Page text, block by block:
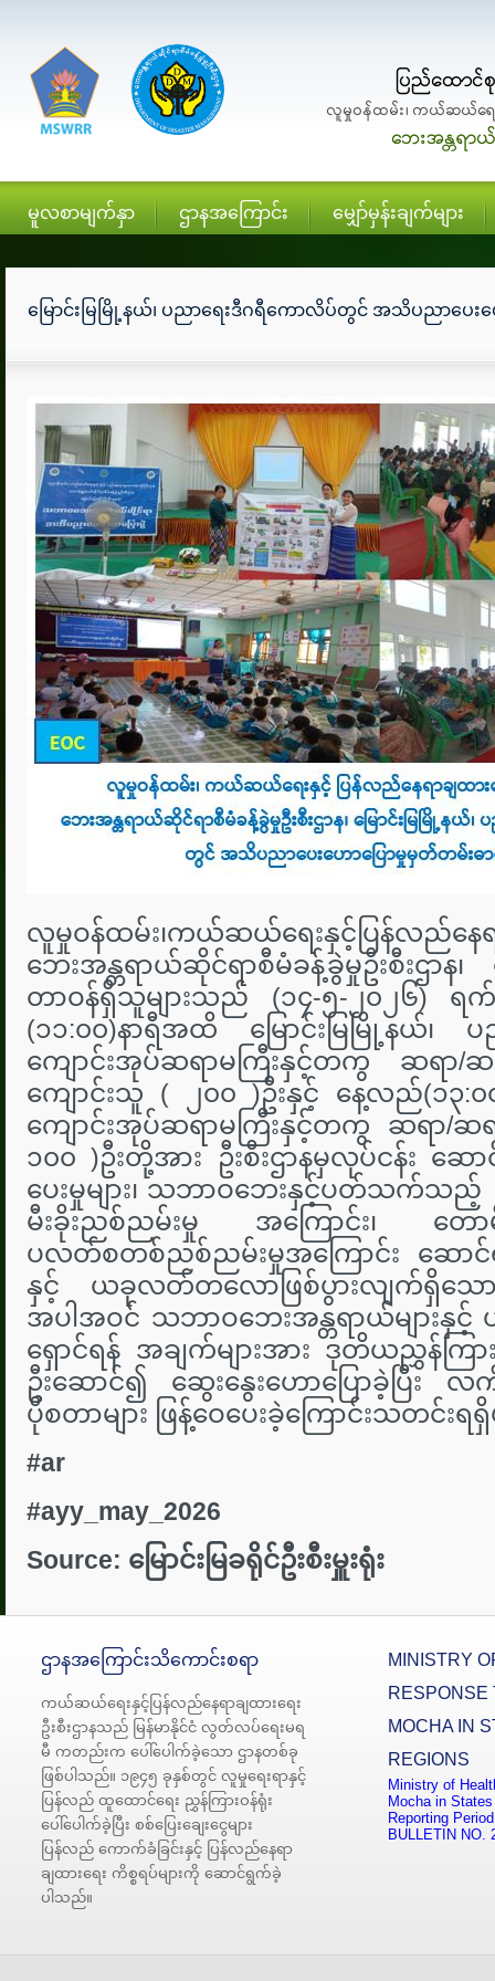
မူလစာမျက်နှာ ဌာနအကြောင်း မျှော်မှန်းချက်များ
မြောင်းမြမြို့နယ်၊ ပညာရေးဒီဂရီကောလိပ်တွင် အသိပညာပေး
လူမှုဝန်ထမ်း၊ကယ်ဆယ်ရေးနှင့်ပြန်လည်နေရာခ
ဘေးအန္တရာယ်ဆိုင်ရာစီမံခန့်ခွဲမှုဦးစီးဌာန၊ မ
တာဝန်ရှိသူများသည် (၁၄-၅-၂၀၂၆) ရက်
(၁၁:၀၀)နာရီအထိ မြောင်းမြမြို့နယ်၊
ကျောင်းအုပ်ဆရာမကြီးနှင့်တကွ ဆရာ/ဆရ
ကျောင်းသူ ( ၂၀၀ )ဦးနှင့် နေ့လည်(၁၃:၀
ကျောင်းအုပ်ဆရာမကြီးနှင့်တကွ ဆရာ/ဆရ
၁၀၀ )ဦးတို့အား ဦးစီးဌာနမှလုပ်ငန်း ဆေ
ပေးမှုများ၊ သဘာဝဘေးနှင့်ပတ်သက်သည့် ဆ
မီးခိုးညစ်ညမ်းမှု အကြောင်း၊ တောမီး
ပလတ်စတစ်ညစ်ညမ်းမှုအကြောင်း ဆောင်ရ
နှင့် ယခုလတ်တလောဖြစ်ပွားလျက်ရှိသေ
အပါအဝင် သဘာဝဘေးအန္တရာယ်များ
ရှောင်ရန် အချက်များအား ဒုတိယညွှန်ကြားရ
ဦးဆောင်၍ ဆွေးနွေးဟောပြောခဲ့ပြီး လ
ပိုစတာများ ဖြန့်ဝေပေးခဲ့ကြောင်းသတင်းရ
#ar
#ayy_may_2026
Source: မြောင်းမြခရိုင်ဦးစီးမှူးရုံး
ဌာနအကြောင်းသိကောင်းစရာ
ကယ်ဆယ်ရေးနှင့်ပြန်လည်နေရာချထားရေး
ဦးစီးဌာနသည် မြန်မာနိုင်ငံ လွတ်လပ်ရေးမရ
မီ ကတည်းက ပေါ်ပေါက်ခဲ့သော ဌာနတစ်ခု
ဖြစ်ပါသည်။ ၁၉၄၅ ခုနှစ်တွင် လူမှုရေးရာနှင့်
ပြန်လည် ထူထောင်ရေး ညွှန်ကြားဝန်ရုံး
ပေါ်ပေါက်ခဲ့ပြီး စစ်ပြေးချေးငွေများ
ပြန်လည် ကောက်ခံခြင်းနှင့် ပြန်လည်နေရာ
ချထားရေး ကိစ္စရပ်များကို ဆောင်ရွက်ခဲ့
ပါသည်။
MINISTRY
RESPONSE
MOCHA IN
REGIONS
Ministry of
Mocha in
Reporting
BULLETIN NO.